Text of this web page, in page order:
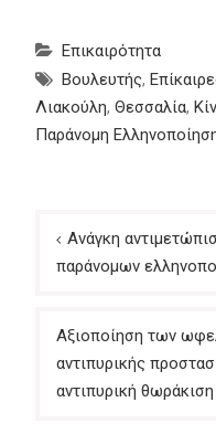
Επικαιρότητα
Βουλευτής,
Λιακούλη, Θεσσαλία,
Παράνομη
άρθρων
Ανάγκη
παράνομων
Αξιοποίηση των
αντιπυρικής
αντιπυρική